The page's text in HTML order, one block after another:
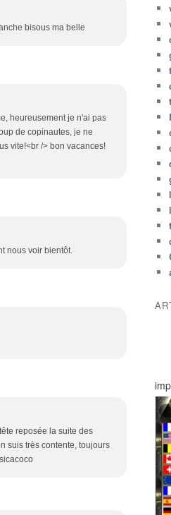
bisous ma belle
heureusement je n'ai pas
de copinautes, je ne
vite!<br /> bon vacances!
nous voir bientôt.
reposée la suite des
suis très contente, toujours